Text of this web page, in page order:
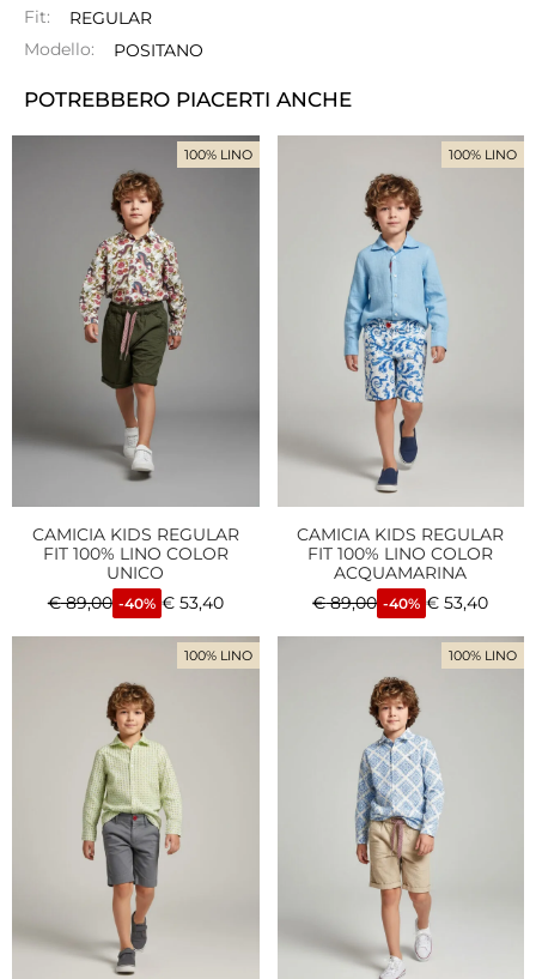
Fit:
REGULAR
Modello:
POSITANO
POTREBBERO PIACERTI ANCHE
100% LINO
CAMICIA KIDS REGULAR
FIT 100% LINO COLOR
UNICO
€89,00 -40% €53,40
100% LINO
CAMICIA KIDS REGULAR
FIT 100% LINO COLOR
ACQUAMARINA
€89,00 -40% € 53,40
100% LINO 100% LINO